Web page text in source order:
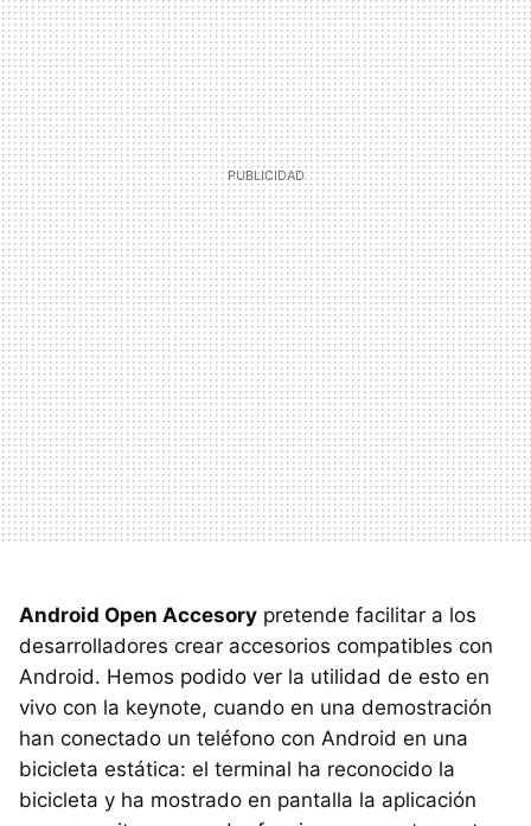
Android Open Accesory pretende facilitar a los
desarrolladores crear accesorios compatibles con
Android. Hemos podido ver la utilidad de esto en
vivo con la keynote, cuando en una demostración
han conectado un teléfono con Android en una
bicicleta estática: el terminal ha reconocido la
bicicleta y ha mostrado en pantalla la aplicación